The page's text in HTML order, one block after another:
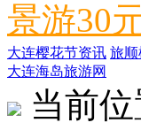
景游30
大连樱花节资讯 旅
大连海岛旅游网
当前位